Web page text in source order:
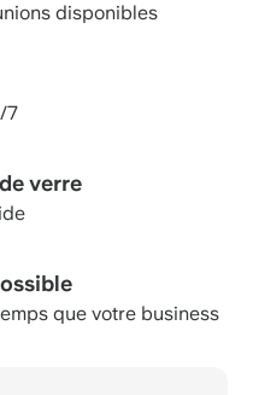
disponibles
7
verre
que votre business